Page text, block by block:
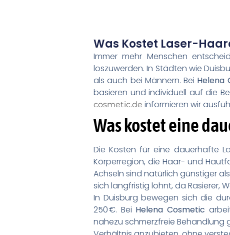
Was Kostet Laser-
Immer mehr Menschen
loszuwerden. In Städten wie
als auch bei Männern. Bei Helena
basieren und individuell auf die
cosmetic.de informieren wir
Was kostet eine
Die Kosten für eine dauerhafte
Körperregion, die Haar- und
Achseln sind natürlich günstiger
sich langfristig lohnt, da Rasierer,
In Duisburg bewegen sich die
250 €. Bei Helena Cosmetic
nahezu schmerzfreie Behandlung